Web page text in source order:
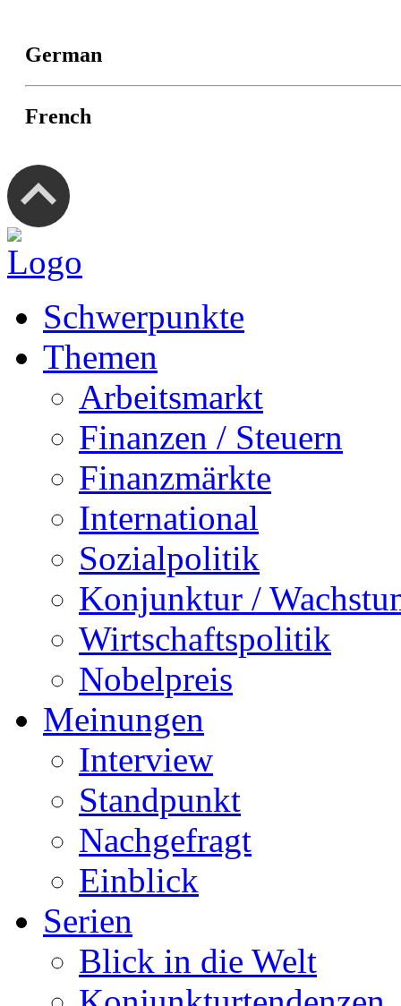
German
French
Schwerpunkte
Themen
Arbeitsmarkt
Finanzen / Steuern
Finanzmärkte
International
Sozialpolitik
Konjunktur /
Wirtschaftspolitik
Nobelpreis
Meinungen
Interview
Standpunkt
Nachgefragt
Einblick
Serien
Blick in die Welt